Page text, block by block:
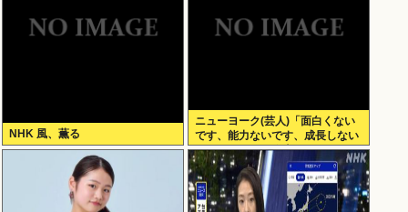
NHK 風、薫る
ニューヨーク(芸人)「面白くない
です、能力ないです、成長しない
です、たびたび炎上します」←そ
れでもゴリ押される理由